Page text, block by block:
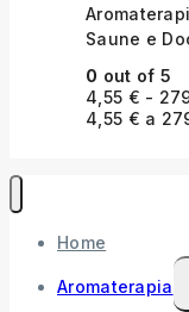
Saune e
0 out of 5
4,55 € -
4,55 € a
Home
Aromaterapia